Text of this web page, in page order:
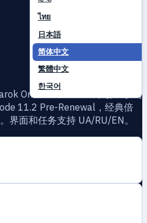
ไทย
日本語
简体中文
繁體中文
한국어
Online —— 2004 年创立于乌
11.2 Pre-Renewal，经典倍
界面和任务支持 UA/RU/EN。